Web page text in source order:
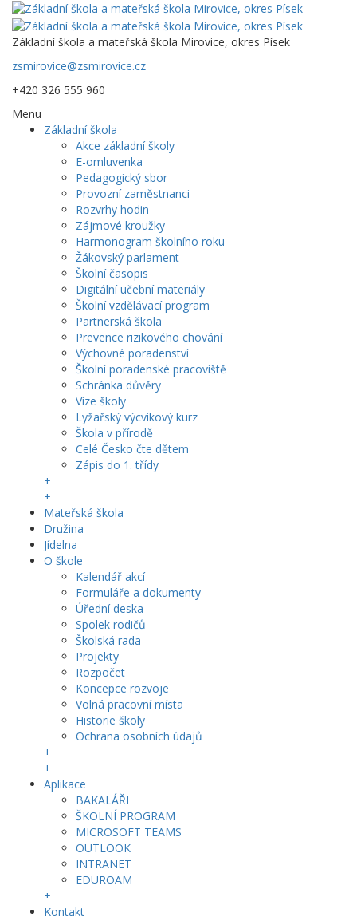
Základní škola a mateřská škola Mirovice, okres Písek
zsmirovice@zsmirovice.cz
+420 326 555 960
Menu
Základní škola
Akce základní školy
E-omluvenka
Pedagogický sbor
Provozní zaměstnanci
Rozvrhy hodin
Zájmové kroužky
Harmonogram školního roku
Žákovský parlament
Školní časopis
Digitální učební materiály
Školní vzdělávací program
Partnerská škola
Prevence rizikového chování
Výchovné poradenství
Školní poradenské pracoviště
Schránka důvěry
Vize školy
Lyžařský výcvikový kurz
Škola v přírodě
Celé Česko čte dětem
Zápis do 1. třídy
+
+
Mateřská škola
Družina
Jídelna
O škole
Kalendář akcí
Formuláře a dokumenty
Úřední deska
Spolek rodičů
Školská rada
Projekty
Rozpočet
Koncepce rozvoje
Volná pracovní místa
Historie školy
Ochrana osobních údajů
+
+
Aplikace
BAKALÁŘI
ŠKOLNÍ PROGRAM
MICROSOFT TEAMS
OUTLOOK
INTRANET
EDUROAM
+
Kontakt